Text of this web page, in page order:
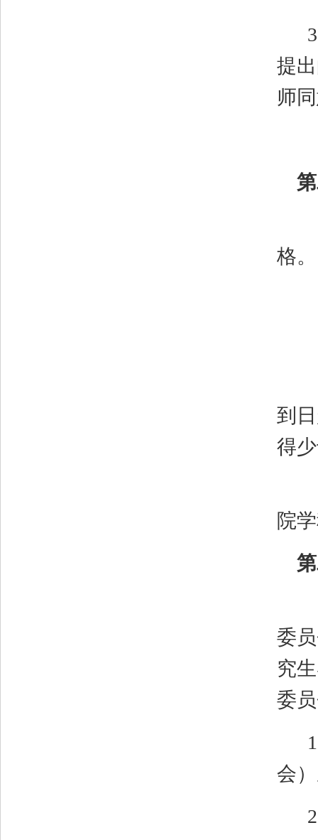
提
师
第
格。
到
得
院
第
委
究
委
会